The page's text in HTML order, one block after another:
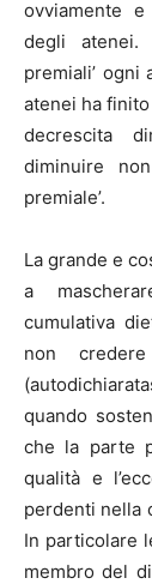
ovviamente
degli atenei.
premiali’
atenei ha
decrescita
diminuire
premiale’.
La grande e
a
cumulativa
non
quando
che la parte
qualità e
perdenti nella
In particolare
membro del